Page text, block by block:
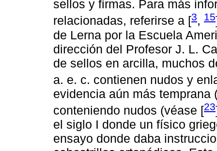
sellos y firmas. Para más
relacionadas, referirse a [3, 15
de Lerna por la Escuela
dirección del Profesor J. L.
de sellos en arcilla, muchos
a. e. c. contienen nudos y
evidencia aún más temprana
conteniendo nudos (véase [23
el siglo I donde un físico
ensayo donde daba